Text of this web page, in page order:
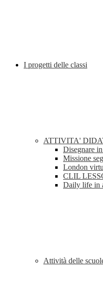
I progetti delle classi
ATTIVITA'
Disegnare
Missione
London
CLIL
Daily life in
Attività delle